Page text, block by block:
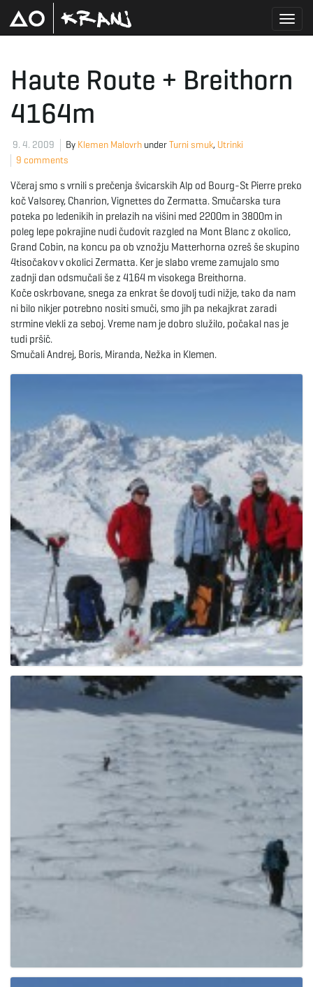
a
v
g
a
t
o
n
Haute Route + Breithorn
4164m
9. 4. 2009 By Klemen Malovrh underTurni smuk, Utrinki
9 comments
Včeraj smo s vrnili s prečenja švicarskih Alp od Bourg-St Pierre preko
koč Valsorey, Chanrion, Vignettes do Zermatta. Smučarska tura
poteka po ledenikih in prelazih na višini med 2200m in 3800m in
poleg lepe pokrajine nudi čudovit razgled na Mont Blanc z okolico,
Grand Cobin, na koncu pa ob vznožju Matterhorna ozreš še skupino
4tisočakov v okolici Zermatta. Ker je slabo vreme zamujalo smo
zadnji dan odsmučali še z 4164 m visokega Breithorna.
Koče oskrbovane, snega za enkrat še dovolj tudi nižje, tako da nam
ni bilo nikjer potrebno nositi smuči, smo jih pa nekajkrat zaradi
strmine vlekli za seboj. Vreme nam je dobro služilo, počakal nas je
tudi pršič.
Smučali Andrej, Boris, Miranda, Nežka in Klemen.